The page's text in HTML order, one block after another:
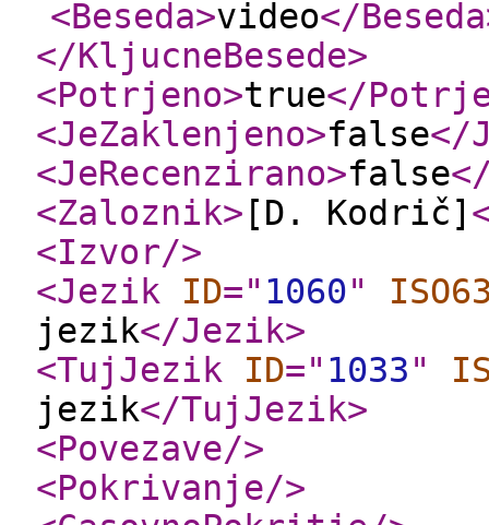
<Beseda>video</Beseda
</KljucneBesede>
<Potrjeno>true</
<JeZaklenjeno>false</
<JeRecenzirano>false
<Zaloznik> [D. Kodrič]
<Izvor/>
<Jezik
ID=" 1060"
jezik</Jezik>
<TujJezik
ID=" 1033"
jezik</TujJezik>
<Povezave/>
<Pokrivanje/>